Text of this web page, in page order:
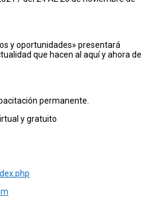
y oportunidades» presentará
que hacen al aquí y ahora de
permanente.
y gratuito